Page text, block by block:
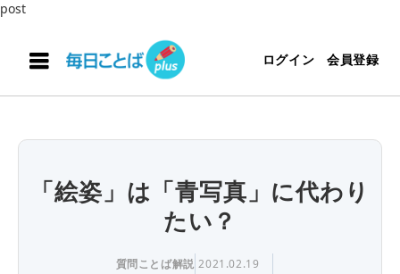
post
ログイン 会員登録
「絵姿」は「青写真」に代わり
たい？
質問ことば解説 2021.02.19